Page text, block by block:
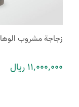
زجاجة مشروب الوها
11٬000٬000 ریال